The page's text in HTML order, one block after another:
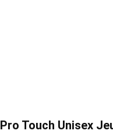
Pro Touch Unisex